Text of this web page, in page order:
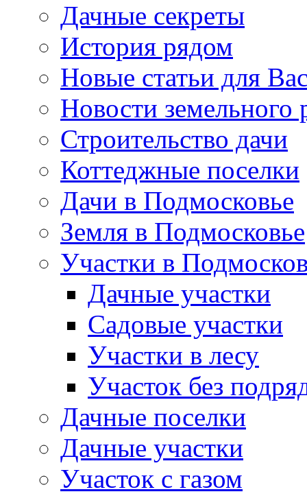
Дачные секреты
История рядом
Новые статьи для
Новости земельного
Строительство дачи
Коттеджные поселки
Дачи в Подмосковье
Земля в Подмосковье
Участки в
Дачные участки
Садовые участки
Участки в лесу
Участок без
Дачные поселки
Дачные участки
Участок с газом